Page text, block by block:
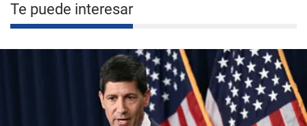
Te puede interesar